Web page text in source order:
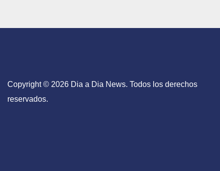
Copyright © 2026 Dia a Dia News. Todos los derechos
reservados.